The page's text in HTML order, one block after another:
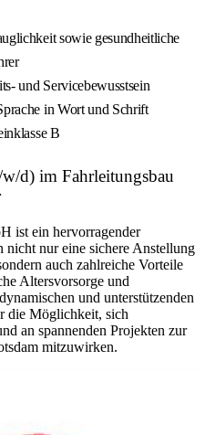
sowie gesundheitliche
und Servicebewusstsein
in Wort und Schrift
B
d) im Fahrleitungsbau
ist ein hervorragender
nicht nur eine sichere Anstellung
auch zahlreiche Vorteile
Altersvorsorge und
und unterstützenden
die Möglichkeit, sich
an spannenden Projekten zur
mitzuwirken.